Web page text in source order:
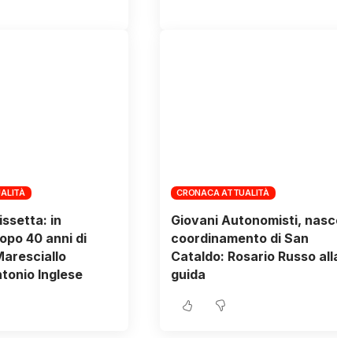
in
40 anni di
Inglese
CRONACA ATTUALITÀ
Giovani Autonomisti,
coordinamento di San
Cataldo: Rosario Russo
guida